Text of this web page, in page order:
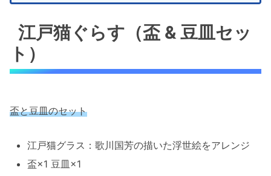
江戸猫ぐらす（盃 & 豆皿セッ
ト）
盃と豆皿のセット
江戸猫グラス：歌川国芳の描いた浮世絵をアレンジ
盃×1 豆皿×1